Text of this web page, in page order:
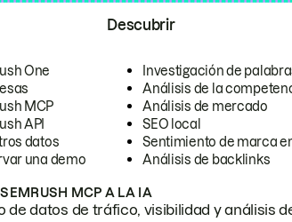
One
MCP
API
datos
una demo
Descubrir
Investigación de
Análisis de la
Análisis de mercado
SEO local
Sentimiento de marca
Análisis de backlinks
MCP A LA IA
de datos de tráfico, visibilidad y análisis